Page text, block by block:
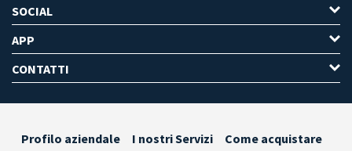
SOCIAL
APP
CONTATTI
Profilo aziendale I nostri Servizi Come acquistare